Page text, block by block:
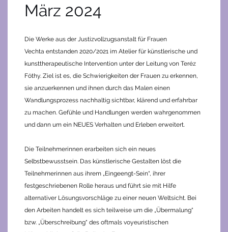
März 2024
Die Werke aus der Justizvollzugsanstalt für Frauen
Vechta entstanden 2020/2021 im Atelier für künstlerische und
kunsttherapeutische Intervention unter der Leitung von Teréz
Fóthy. Ziel ist es, die Schwierigkeiten der Frauen zu erkennen,
sie anzuerkennen und ihnen durch das Malen einen
Wandlungsprozess nachhaltig sichtbar, klärend und erfahrbar
zu machen. Gefühle und Handlungen werden wahrgenommen
und dann um ein NEUES Verhalten und Erleben erweitert.
Die Teilnehmerinnen erarbeiten sich ein neues
Selbstbewusstsein. Das künstlerische Gestalten löst die
Teilnehmerinnen aus ihrem „Eingeengt-Sein“, ihrer
festgeschriebenen Rolle heraus und führt sie mit Hilfe
alternativer Lösungsvorschläge zu einer neuen Weltsicht. Bei
den Arbeiten handelt es sich teilweise um die „Übermalung“
bzw. „Überschreibung“ des oftmals voyeuristischen